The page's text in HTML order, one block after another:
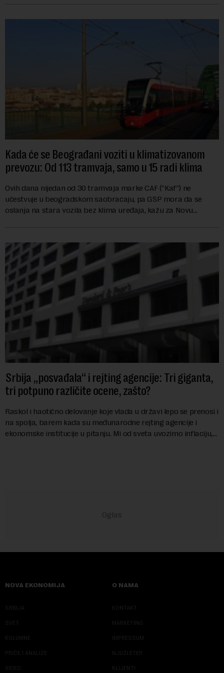
Kada će se Beograđani voziti u klimatizovanom
prevozu: Od 113 tramvaja, samo u 15 radi klima
Ovih dana nijedan od 30 tramvaja marke CAF ("Kaf") ne
učestvuje u beogradskom saobraćaju, pa GSP mora da se
oslanja na stara vozila bez klima uređaja, kažu za Novu
Srbija „posvađala“ i rejting agencije: Tri giganta,
tri potpuno različite ocene, zašto?
Raskol i haotično delovanje koje vlada u državi lepo se prenosi i
na spolja, barem kada su međunarodne rejting agencije i
ekonomske institucije u pitanju. Mi od sveta uvozimo inflaciju,
NOVA EKONOMIJA
SRBIJA
SVET
KOLUMNE
PRIČE I ANALIZE
VIDEO
O NAMA
KONTAKT
MARKETING
IMPRESSUM
NJUZLETER
KLIJENTI